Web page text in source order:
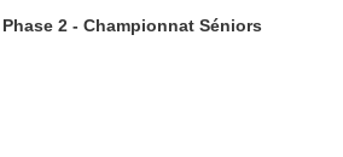
2 - Championnat Séniors